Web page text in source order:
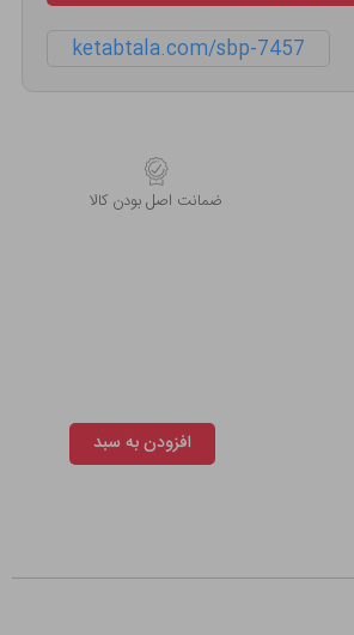
ketabtala.com/sbp-7457
ﺿﻤﺎﻧﺖ اﺻﻞ ﺑﻮدن ﮐﺎﻟﺎ
افزودن به سبد